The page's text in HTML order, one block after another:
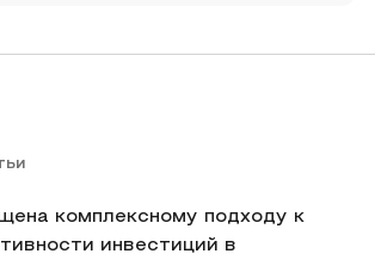
комплексному подходу к
инвестиций в